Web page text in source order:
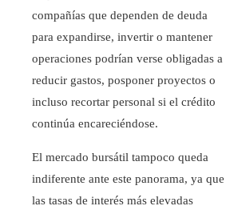
compañías que dependen de deuda
para expandirse, invertir o mantener
operaciones podrían verse obligadas a
reducir gastos, posponer proyectos o
incluso recortar personal si el crédito
continúa encareciéndose.
El mercado bursátil tampoco queda
indiferente ante este panorama, ya que
las tasas de interés más elevadas